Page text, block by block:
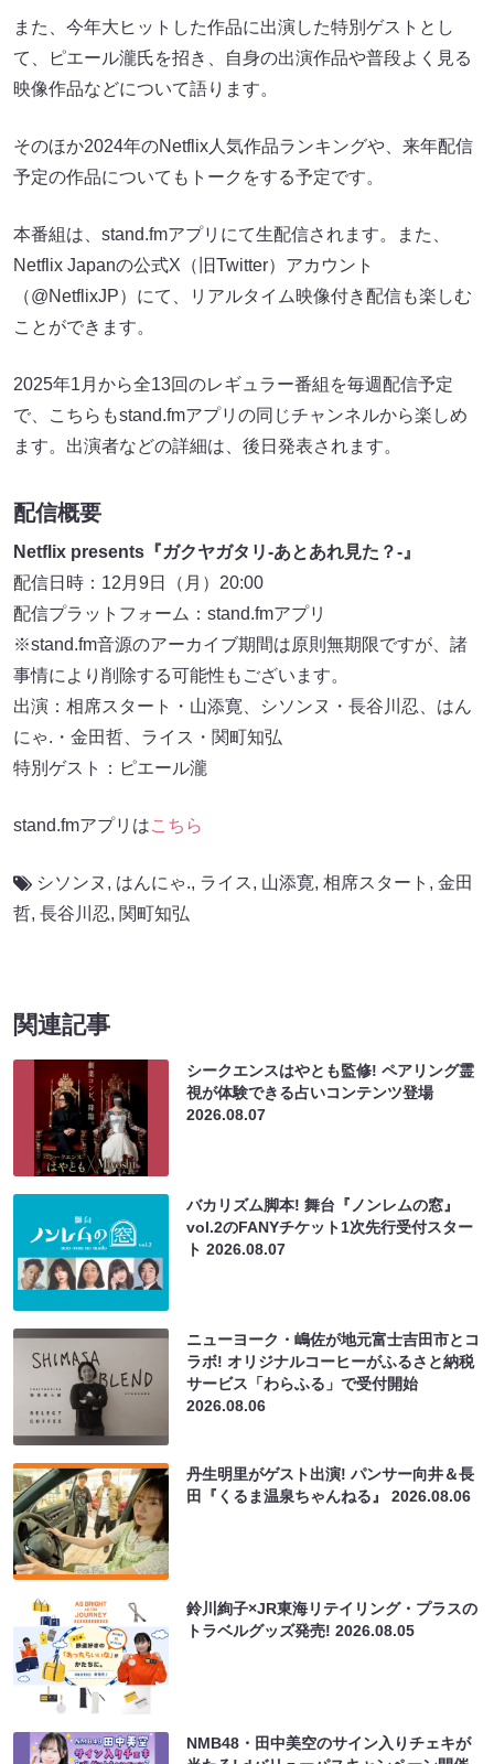
また、今年大ヒットした作品に出演した特別ゲストとし
て、ピエール瀧氏を招き、自身の出演作品や普段よく見る
映像作品などについて語ります。
そのほか2024年のNetflix人気作品ランキングや、来年配信
予定の作品についてもトークをする予定です。
本番組は、stand.fmアプリにて生配信されます。また、
Netflix Japanの公式X（旧Twitter）アカウント
（@NetflixJP）にて、リアルタイム映像付き配信も楽しむ
ことができます。
2025年1月から全13回のレギュラー番組を毎週配信予定
で、こちらもstand.fmアプリの同じチャンネルから楽しめ
ます。出演者などの詳細は、後日発表されます。
配信概要
Netflix presents『ガクヤガタリ-あとあれ見た？-』
配信日時：12月9日（月）20:00
配信プラットフォーム：stand.fmアプリ
※stand.fm音源のアーカイブ期間は原則無期限ですが、諸
事情により削除する可能性もございます。
出演：相席スタート・山添寛、シソンヌ・長谷川忍、はん
にゃ.・金田哲、ライス・関町知弘
特別ゲスト：ピエール瀧
stand.fmアプリはこちら
シソンヌ , はんにゃ., ライス, 山添寛, 相席スタート , 金田
哲, 長谷川忍, 関町知弘
関連記事
シークエンスはやとも監修! ペアリング霊
視が体験できる占いコンテンツ登場
2026.08.07
バカリズム脚本! 舞台『ノンレムの窓』
vol.2のFANYチケット1次先行受付スター
ト2026.08.07
ニューヨーク・嶋佐が地元富士吉田市とコ
ラボ! オリジナルコーヒーがふるさと納税
サービス「わらふる」で受付開始
2026.08.06
丹生明里がゲスト出演! パンサー向井＆長
田『くるま温泉ちゃんねる』2026.08.06
鈴川絢子×JR東海リテイリング・プラスの
トラベルグッズ発売!2026.08.05
NMB48・田中美空のサイン入りチェキが